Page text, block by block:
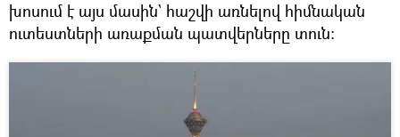
խոսում է այս մասին` հաշվի առնելով հիմնական
ուտեստների առաքման պատվերները տուն: